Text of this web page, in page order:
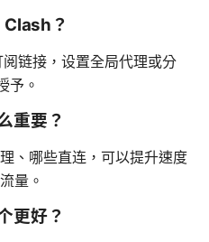
？
链接，设置全局代理或分
予。
重要？
、哪些直连，可以提升速度
量。
更好？